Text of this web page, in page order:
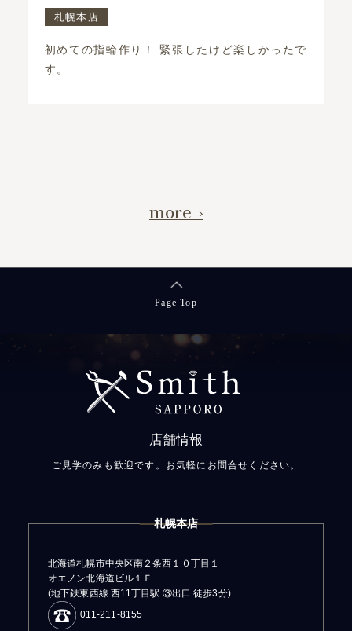
楽しかったで
彼女と一緒に楽しい思い出ができました
more
Page Top
店舗情報
ご見学のみも歓迎です。お気軽にお問合せください。
札幌本店
北海道札幌市中央区南２条西１０丁目１
オエノン北海道ビル１Ｆ
(地下鉄東西線 西11丁目駅 ③出口 徒歩3分)
011-211-8155